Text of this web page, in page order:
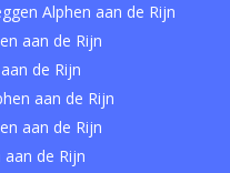
Alphen aan de Rijn
aan de Rijn
de Rijn
aan de Rijn
aan de Rijn
de Rijn